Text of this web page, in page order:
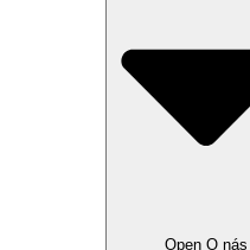
Open O nás